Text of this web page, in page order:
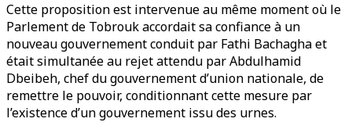
Cette proposition est intervenue au même moment où le
Parlement de Tobrouk accordait sa confiance à un
nouveau gouvernement conduit par Fathi Bachagha et
était simultanée au rejet attendu par Abdulhamid
Dbeibeh, chef du gouvernement d’union nationale, de
remettre le pouvoir, conditionnant cette mesure par
l’existence d’un gouvernement issu des urnes.